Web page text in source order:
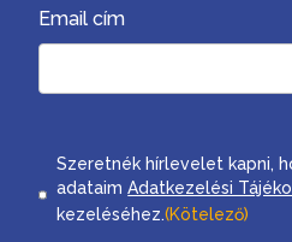
Email cím
Consent
Szeretnék hírlevelet kapni,
adataimAdatkezelési
kezeléséhez.(Kötelező)